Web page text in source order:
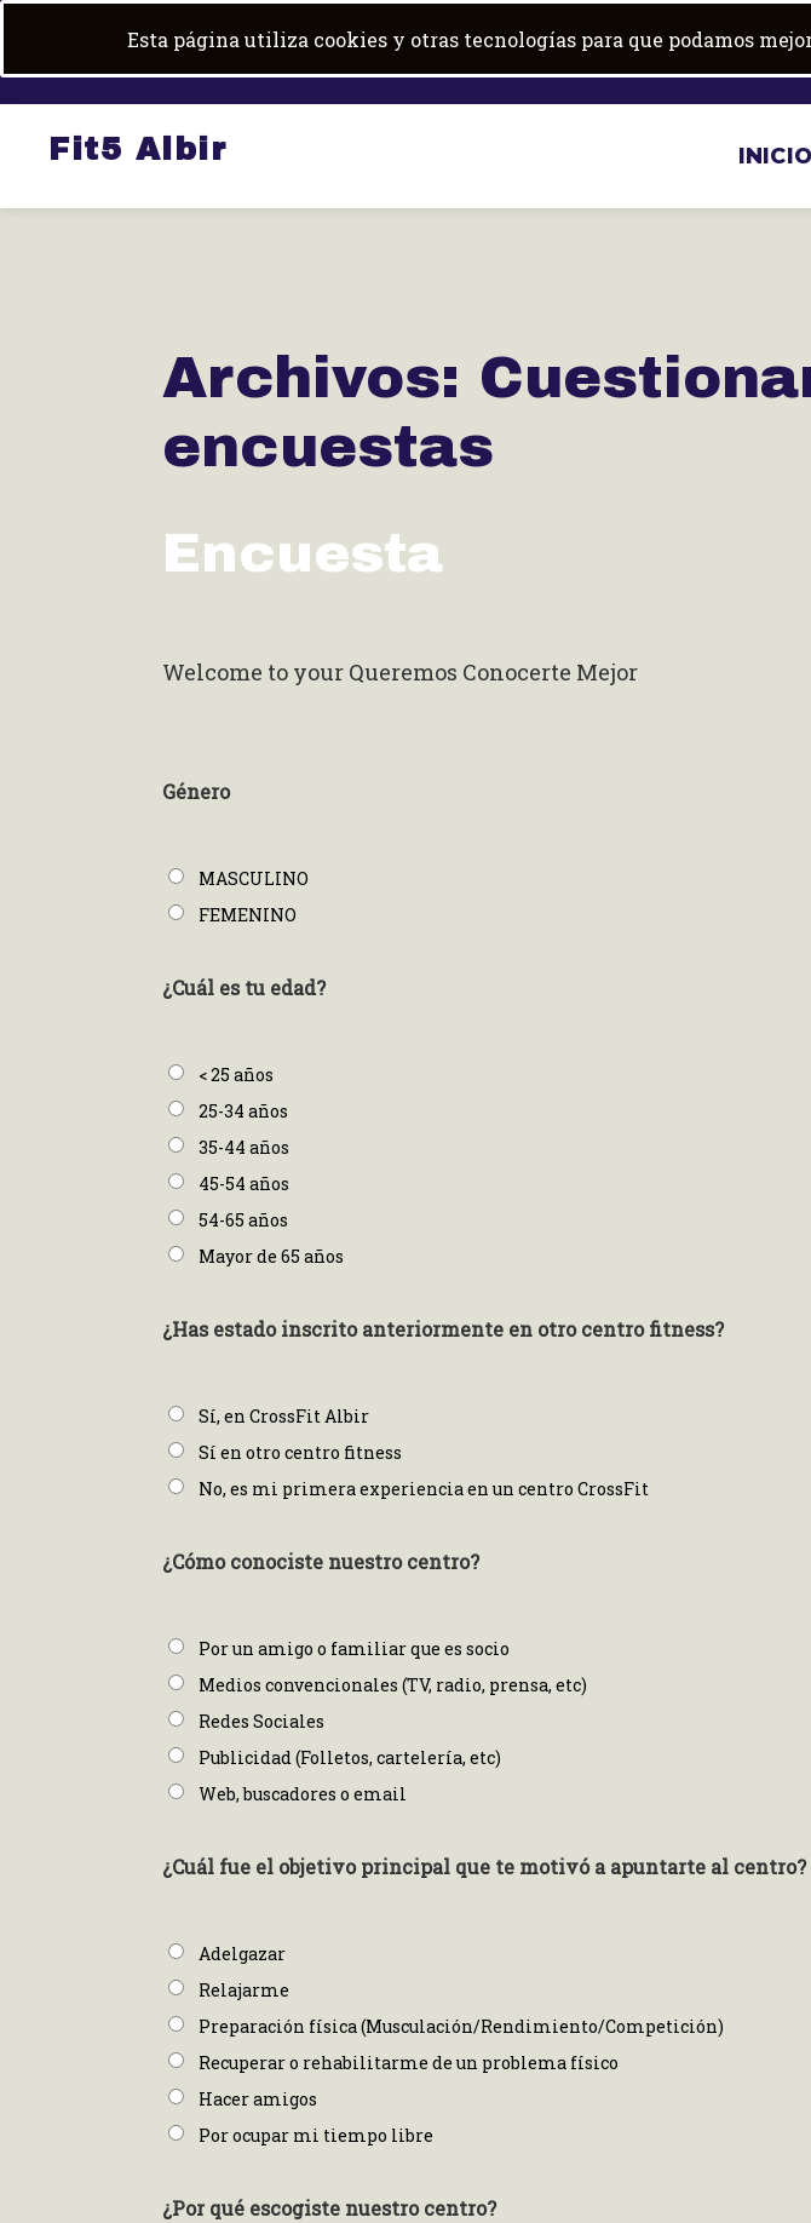
content
+34 684 100 600 fit5albir@gmail.com
Fit5 Albir INICIO
Archivos:
encuestas
Encuesta
Welcome to your Queremos Conocerte Mejor
Género
MASCULINO
FEMENINO
¿Cuál es tu edad?
< 25 años
25-34 años
35-44 años
45-54 años
54-65 años
Mayor de 65 años
¿Has estado inscrito anteriormente en otro centro fitness?
Sí, en CrossFit Albir
Sí en otro centro fitness
No, es mi primera experiencia en un centro CrossFit
¿Cómo conociste nuestro centro?
Por un amigo o familiar que es socio
Medios convencionales (TV, radio, prensa, etc)
Redes Sociales
Publicidad (Folletos, cartelería, etc)
Web, buscadores o email
¿Cuál fue el objetivo principal que te motivó a apuntarte al centro?
Adelgazar
Relajarme
Preparación física (Musculación/Rendimiento/Competición)
Recuperar o rehabilitarme de un problema físico
Hacer amigos
Por ocupar mi tiempo libre
¿Por qué escogiste nuestro centro?
Esta página utiliza cookies y otras tecnologías para que podamos